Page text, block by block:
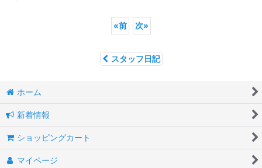
«前 次»
スタッフ日記
ホーム
新着情報
ショッピングカート
マイページ